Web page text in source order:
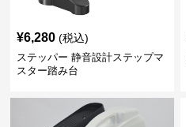
¥6,280 (税込)
ステッパー 静音設計ステップマ
スター踏み台